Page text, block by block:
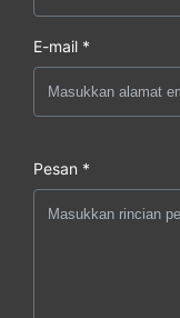
E-mail *
Pesan *